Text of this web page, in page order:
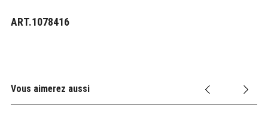
ART.1078416
Vous aimerez aussi